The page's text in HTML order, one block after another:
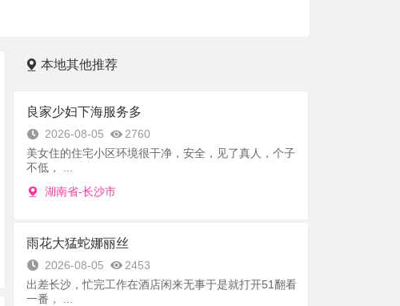
本地其他推荐
良家少妇下海服务多
2026-08-05
2760
美女住的住宅小区环境很干净，安全，见了真人，个子
不低， ...
湖南省-长沙市
雨花大猛蛇娜丽丝
2026-08-05
2453
出差长沙，忙完工作在酒店闲来无事于是就打开51翻看
一番， ...